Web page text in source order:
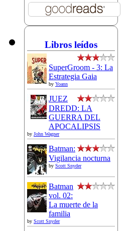
Libros leídos
SuperGroom - 3: La
Estrategia Gaia
by Yoann
JUEZ
DREDD: LA
GUERRA DEL
APOCALIPSIS
by John Wagner
Batman:
Vigilancia nocturna
by Scott Snyder
Batman
vol. 02:
La muerte de la
familia
by Scott Snyder